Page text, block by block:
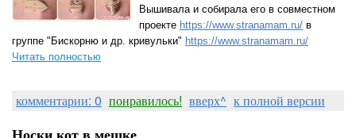
Вышивала и собирала его в совместном
проекте https://www.stranamam.ru/ в
группе "Бискорню и др. кривульки" https://www.stranamam.ru/
Читать полностью
комментарии: 0 понравилось! вверх^ к полной версии